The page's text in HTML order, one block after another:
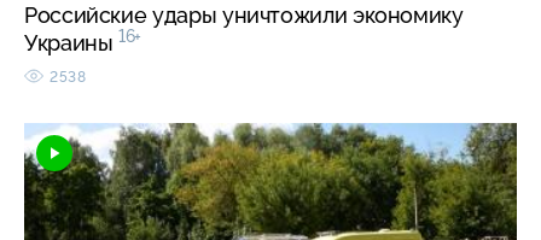
Российские удары уничтожили экономику
Украины 16+
2538